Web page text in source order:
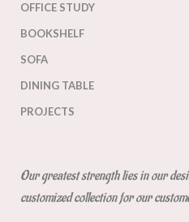
OFFICE STUDY
BOOKSHELF
SOFA
DINING TABLE
PROJECTS
Our greatest strength lies in our
customized collection for our